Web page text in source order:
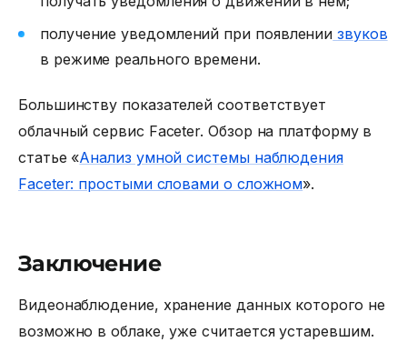
получение уведомлений при появлении звуков
в режиме реального времени.
Большинству показателей соответствует
облачный сервис Faceter. Обзор на платформу в
статье «Анализ умной системы наблюдения
Faceter: простыми словами о сложном».
Заключение
Видеонаблюдение, хранение данныхкоторого не
возможно в облаке, уже считается устаревшим.